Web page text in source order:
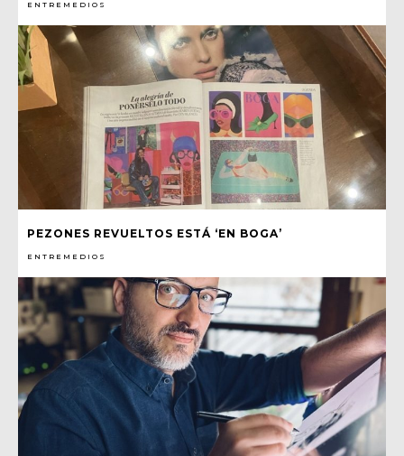
ENTREMEDIOS
PEZONES REVUELTOS ESTÁ ‘EN BOGA’
ENTREMEDIOS